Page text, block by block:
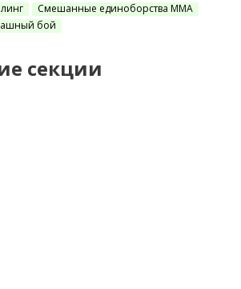
Смешанные единоборства ММА
бой
секции